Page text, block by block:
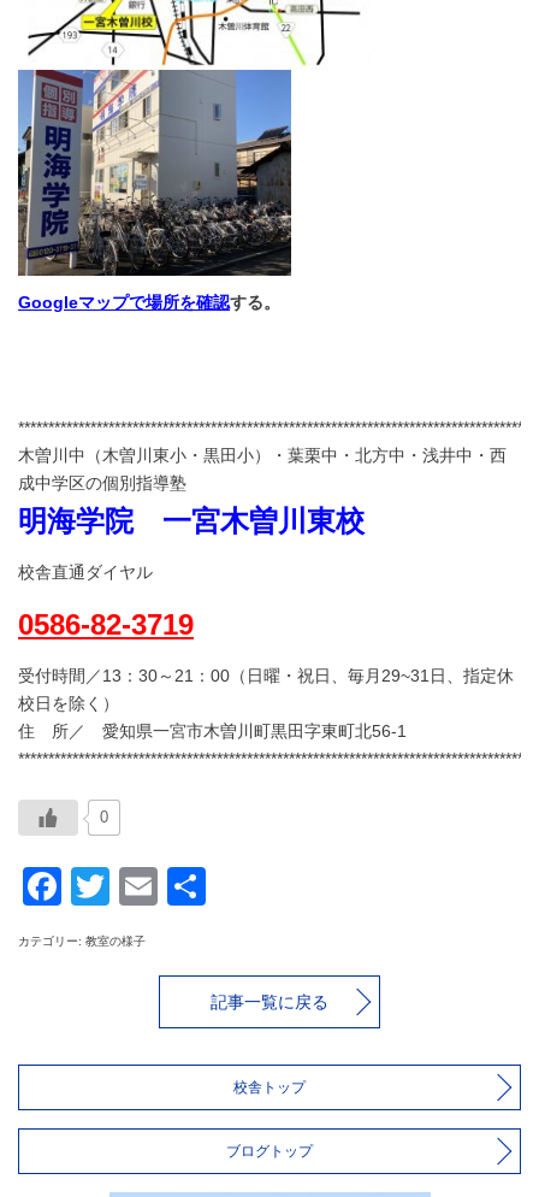
Googleマップで場所を確認する。
木曽川中（木曽川東小・黒田小）・葉栗中・北方中・浅井中・西
成中学区の個別指導塾
明海学院 一宮木曽川東校
校舎直通ダイヤル
0586-82-3719
受付時間／13：30～21：00（日曜・祝日、毎月29~31日、指定休
校日を除く）
住 所／ 愛知県一宮市木曽川町黒田字東町北56-1
0
Facebook
TwitterEmail
カテゴリー: 教室の様子
記事一覧に戻る
校舎トップ
ブログトップ